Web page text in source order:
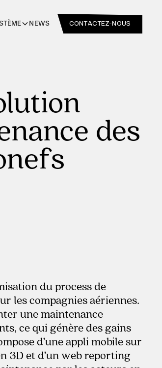
NEWS CONTACTEZ-NOUS
des
du process de
les compagnies aériennes.
une maintenance
ce qui génère des gains
d’une appli mobile sur
3D et d’un web reporting